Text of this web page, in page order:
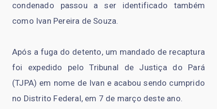
condenado passou a ser identificado também
como Ivan Pereira de Souza.
Após a fuga do detento, um mandado de recaptura
foi expedido pelo Tribunal de Justiça do Pará
(TJPA) em nome de Ivan e acabou sendo cumprido
no Distrito Federal, em 7 de março deste ano.